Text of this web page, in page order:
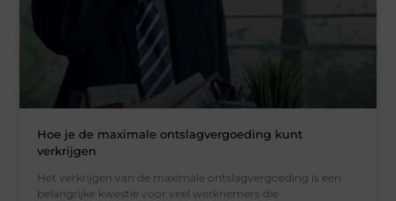
Hoe je de maximale ontslagvergoeding kunt
verkrijgen
Het verkrijgen van de maximale ontslagvergoeding is een
belangrijke kwestie voor veel werknemers die